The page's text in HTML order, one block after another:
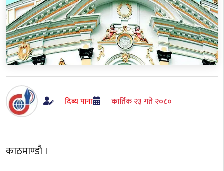
दिब्य पाना कार्तिक २३ गते २०८०
काठमाण्डाै ।